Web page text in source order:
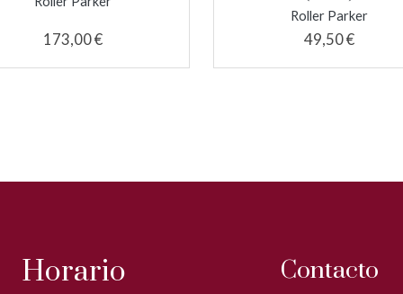
173,00 €
Roller Parker
49,50 €
Horario Contacto